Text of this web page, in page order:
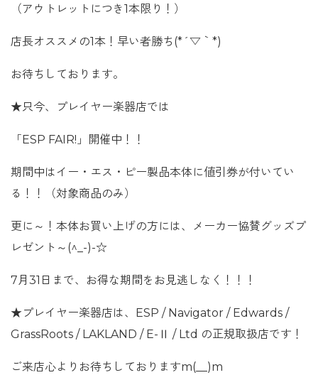
（アウトレットにつき1本限り！）
店長オススメの1本！早い者勝ち(*´▽｀*)
お待ちしております。
★只今、プレイヤー楽器店では
「ESP FAIR!」開催中！！
期間中はイー・エス・ピー製品本体に値引券が付いてい
る！！（対象商品のみ）
更に～！本体お買い上げの方には、メーカー協賛グッズプ
レゼント～(^_-)-☆
7月31日まで、お得な期間をお見逃しなく！！！
★プレイヤー楽器店は、ESP / Navigator / Edwards /
GrassRoots / LAKLAND / E-Ⅱ / Ltd の正規取扱店です！
ご来店心よりお待ちしておりますm(__)m